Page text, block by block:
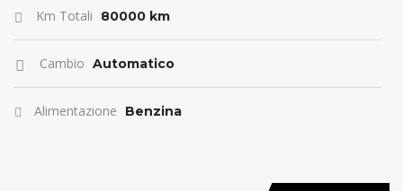
Km Totali 80000 km
Cambio Automatico
Alimentazione Benzina